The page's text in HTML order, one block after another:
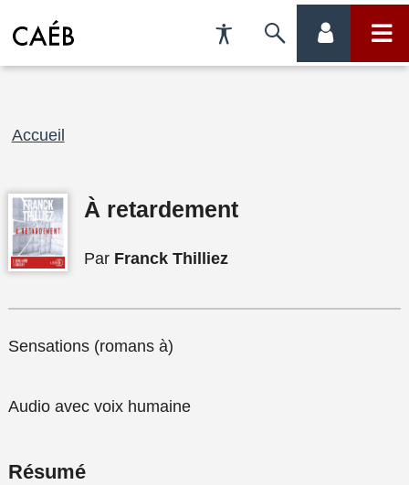
Préférences
d'accessibilité
Fil
Accueil
À retardement
Par Franck Thilliez
Sensations (romans à)
Audio avec voix humaine
Résumé